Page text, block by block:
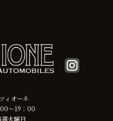
ィオーネ
～19：00
火曜日